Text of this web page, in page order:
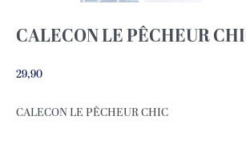
CALECON LE PÊCHEUR
29,90
CALECON LE PÊCHEUR CHIC